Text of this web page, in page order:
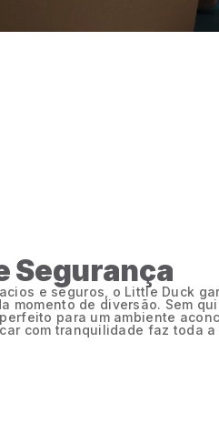
Segurança
e seguros, o Little Duck
momento de diversão. Sem
para um ambiente
com tranquilidade faz toda